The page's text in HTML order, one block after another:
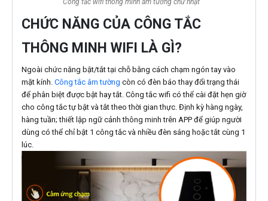
CHỨC NĂNG CỦA CÔNG TẮC
THÔNG MINH WIFI LÀ GÌ?
Ngoài chức năng bật/tắt tại chỗ bằng cách chạm ngón tay vào
mặt kính. Công tắc âm tường còn có đèn báo thay đổi trạng thái
để phân biệt được bật hay tắt. Công tắc wifi có thể cài đặt hẹn giờ
cho công tắc tự bật và tắt theo thời gian thực. Định kỳ hàng ngày,
hàng tuần; thiết lập ngữ cảnh thông minh trên APP để giúp người
dùng có thể chỉ bật 1 công tắc và nhiều đèn sáng hoặc tắt cùng 1
lúc.